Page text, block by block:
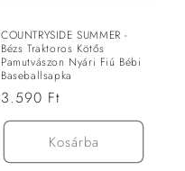
COUNTRYSIDE SUMMER -
Bézs Traktoros Kötős
Pamutvászon Nyári Fiú Bébi
Baseballsapka
Normál
ár
3.590 Ft
Kosárba